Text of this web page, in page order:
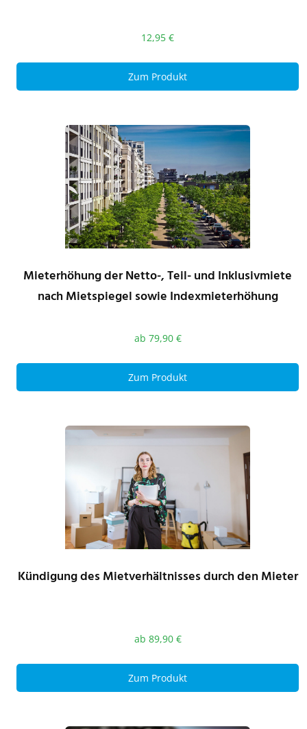
12,95 €
Zum Produkt
Mieterhöhung der Netto-, Teil- und Inklusivmiete
nach Mietspiegel sowie Indexmieterhöhung
ab 79,90 €
Zum Produkt
Kündigung des Mietverhältnisses durch den Mieter
ab 89,90 €
Zum Produkt